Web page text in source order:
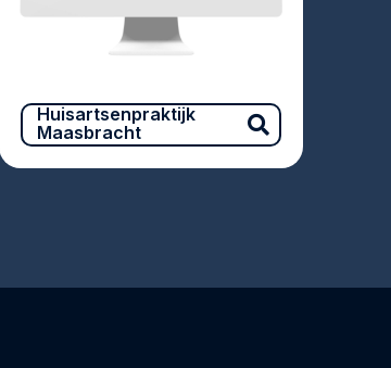
Huisartsenpraktijk
Maasbracht